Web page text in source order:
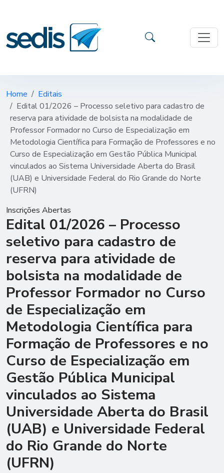
Home
Editais
Edital 01/2026 – Processo seletivo para cadastro de
reserva para atividade de bolsista na modalidade de
Professor Formador no Curso de Especialização em
Metodologia Científica para Formação de Professores e no
Curso de Especialização em Gestão Pública Municipal
vinculados ao Sistema Universidade Aberta do Brasil
(UAB) e Universidade Federal do Rio Grande do Norte
(UFRN)
Inscrições Abertas
Edital 01/2026 – Processo
seletivo para cadastro de
reserva para atividade de
bolsista na modalidade de
Professor Formador no Curso
de Especialização em
Metodologia Científica para
Formação de Professores e no
Curso de Especialização em
Gestão Pública Municipal
vinculados ao Sistema
Universidade Aberta do Brasil
(UAB) e Universidade Federal
do Rio Grande do Norte
(UFRN)